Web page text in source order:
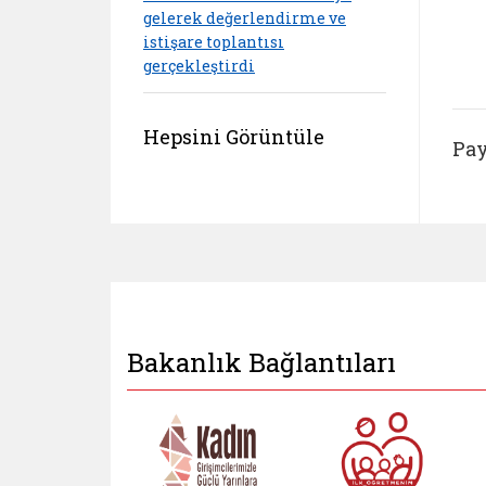
gelerek değerlendirme ve
istişare toplantısı
gerçekleştirdi
Hepsini Görüntüle
Bakanlık Bağlantıları